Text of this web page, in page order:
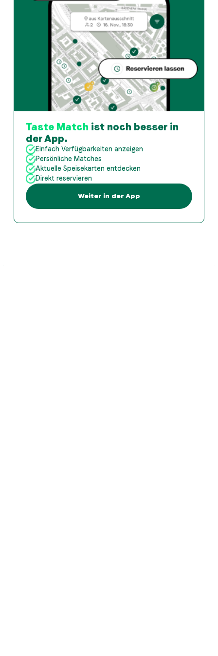
Taste Match ist noch besser in
der App.
Einfach Verfügbarkeiten anzeigen
Persönliche Matches
Aktuelle Speisekarten entdecken
Direkt reservieren
Weiter in der App